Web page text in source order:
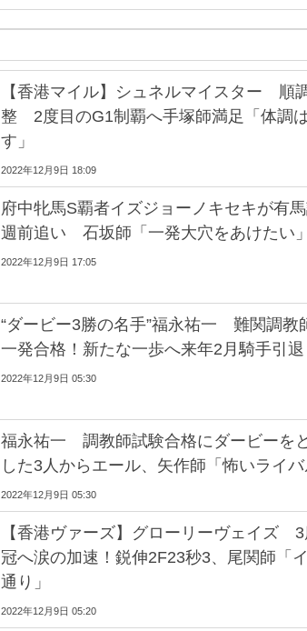
【香港マイル】シュネルマイスター 順
整 2度目のG1制覇へ手塚師満足「体調
す」
2022年12月9日 18:09
府中牝馬S覇者イズジョーノキセキが有
週前追い 石坂師「一発大穴をあけたい」
2022年12月9日 17:05
“ダービー3勝の名手”福永祐一 難関調教
一発合格！新たな一歩へ来年2月騎手引退
2022年12月9日 05:30
福永祐一 調教師試験合格にダービーを
した3人からエール、矢作師「怖いライバ
2022年12月9日 05:30
【香港ヴァーズ】グローリーヴェイズ
冠へ涙の加速！鋭伸2F23秒3、尾関師「
通り」
2022年12月9日 05:20